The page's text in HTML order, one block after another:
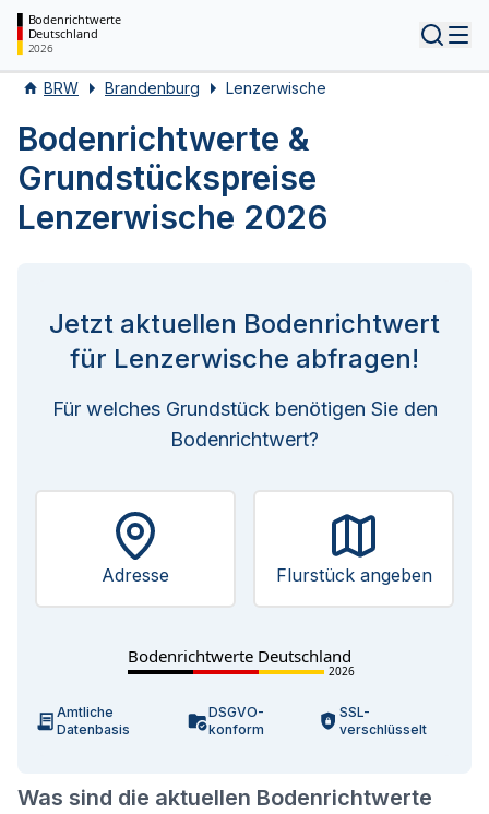
Bodenrichtwerte
Deutschland
2026
BRW Brandenburg Lenzerwische
Bodenrichtwerte &
Grundstückspreise
Lenzerwische 2026
Was sind die aktuellen Bodenrichtwerte
Jetzt aktuellen Bodenrichtwert
für Lenzerwische abfragen!
Für welches Grundstück benötigen Sie den
Bodenrichtwert?
Adresse Flurstück angeben
Bodenrichtwerte Deutschland
2026
Amtliche
Datenbasis
DSGVO-
konform
SSL-
verschlüsselt